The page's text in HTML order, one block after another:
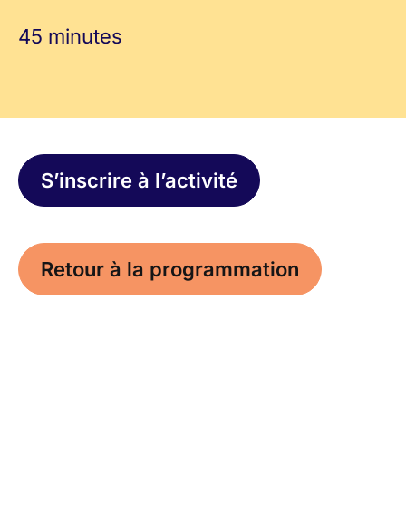
45 minutes
S’inscrire à l’activité
Retour à la programmation